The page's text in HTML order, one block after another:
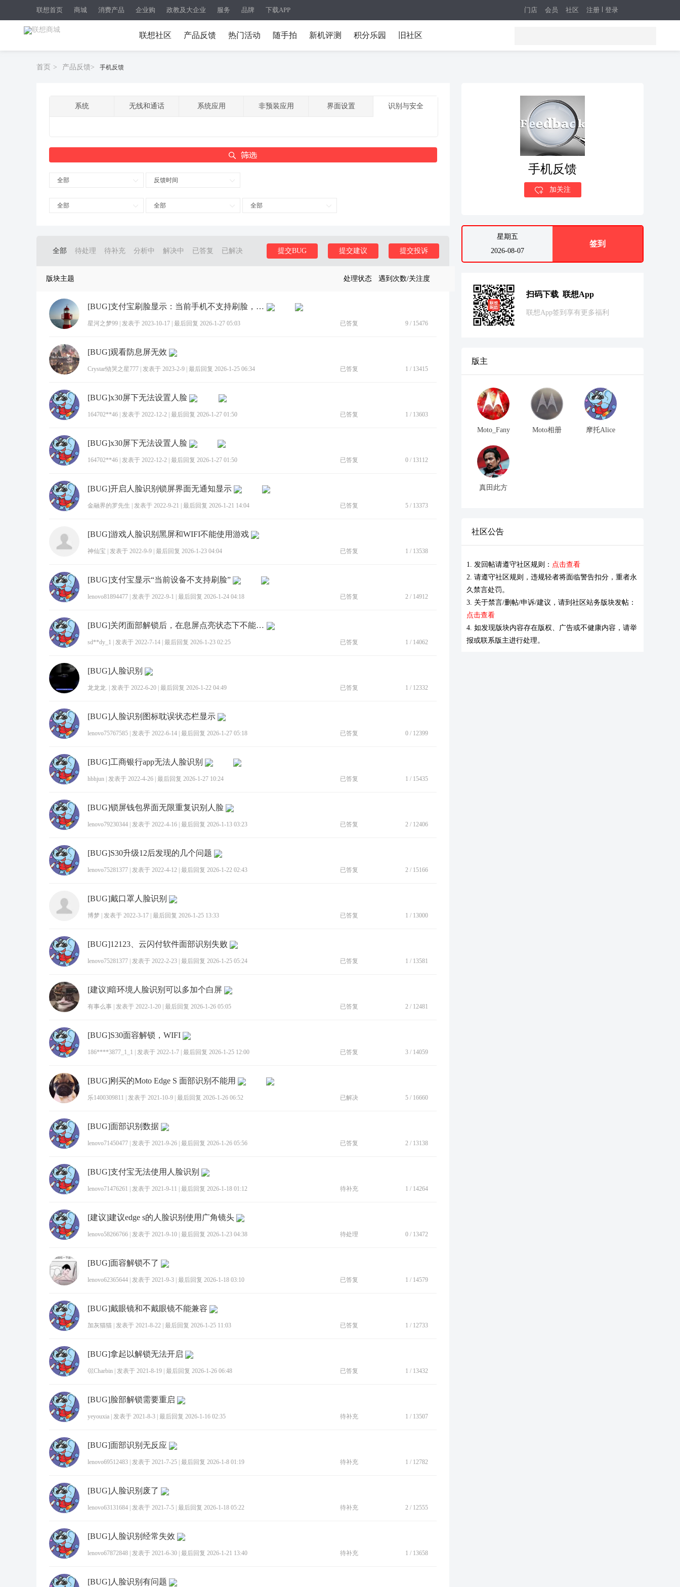
联想首页 商城 消费产品 企业购 政教及大企业 服务 品牌 下载APP 注册 登录
门店 会员 社区
联想社区 产品反馈 热门活动 随手拍 新机评测 积分乐园 旧社区
首页 > 产品反馈> 手机反馈
系统 无线和通话 系统应用 非预装应用 界面设置 识别与安全
全部 反馈时间
全部 全部 全部
全部 待处理 待补充 分析中 解决中 已答复 已解决 提交投诉
提交建议
提交BUG
版块主题 处理状态 遇到次数/关注度
[BUG]支付宝刷脸显示：当前手机不支持刷脸，请更换手机后再...
星河之梦99 发表于 2023-10-17 最后回复 2026-1-27 05:03 已答复 9 / 15476
[BUG]观看防息屏无效
Crystar恸哭之星777 发表于 2023-2-9 最后回复 2026-1-25 06:34 已答复 1 / 13415
[BUG]x30屏下无法设置人脸
164702**46 发表于 2022-12-2 最后回复 2026-1-27 01:50 已答复 1 / 13603
[BUG]x30屏下无法设置人脸
164702**46 发表于 2022-12-2 最后回复 2026-1-27 01:50 已答复 0 / 13112
[BUG]开启人脸识别锁屏界面无通知显示
金融界的罗先生 发表于 2022-9-21 最后回复 2026-1-21 14:04 已答复 5 / 13373
[BUG]游戏人脸识别黑屏和WIFI不能使用游戏
神仙宝 发表于 2022-9-9 最后回复 2026-1-23 04:04 已答复 1 / 13538
[BUG]支付宝显示“当前设备不支持刷脸”
lenovo81894477 发表于 2022-9-1 最后回复 2026-1-24 04:18 已答复 2 / 14912
[BUG]关闭面部解锁后，在息屏点亮状态下不能面部解锁了，但是在锁屏状态下仍然可以面部解锁
sd**dy_1 发表于 2022-7-14 最后回复 2026-1-23 02:25 已答复 1 / 14062
[BUG]人脸识别
龙龙龙. 发表于 2022-6-20 最后回复 2026-1-22 04:49 已答复 1 / 12332
[BUG]人脸识别图标耽误状态栏显示
lenovo75767585 发表于 2022-6-14 最后回复 2026-1-27 05:18 已答复 0 / 12399
[BUG]工商银行app无法人脸识别
hbhjun 发表于 2022-4-26 最后回复 2026-1-27 10:24 已答复 1 / 15435
[BUG]锁屏钱包界面无限重复识别人脸
lenovo79230344 发表于 2022-4-16 最后回复 2026-1-13 03:23 已答复 2 / 12406
[BUG]S30升级12后发现的几个问题
lenovo75281377 发表于 2022-4-12 最后回复 2026-1-22 02:43 已答复 2 / 15166
[BUG]戴口罩人脸识别
博梦 发表于 2022-3-17 最后回复 2026-1-25 13:33 已答复 1 / 13000
[BUG]12123、云闪付软件面部识别失败
lenovo75281377 发表于 2022-2-23 最后回复 2026-1-25 05:24 已答复 1 / 13581
[建议]暗环境人脸识别可以多加个白屏
有事么事 发表于 2022-1-20 最后回复 2026-1-26 05:05 已答复 2 / 12481
[BUG]S30面容解锁，WIFI
186****3877_1_1 发表于 2022-1-7 最后回复 2026-1-25 12:00 已答复 3 / 14059
[BUG]刚买的Moto Edge S 面部识别不能用
乐1400309811 发表于 2021-10-9 最后回复 2026-1-26 06:52 已解决 5 / 16660
[BUG]面部识别数据
lenovo71450477 发表于 2021-9-26 最后回复 2026-1-26 05:56 已答复 2 / 13138
[BUG]支付宝无法使用人脸识别
lenovo71476261 发表于 2021-9-11 最后回复 2026-1-18 01:12 待补充 1 / 14264
[建议]建议edge s的人脸识别使用广角镜头
lenovo58266766 发表于 2021-9-10 最后回复 2026-1-23 04:38 待处理 0 / 13472
[BUG]面容解锁不了
lenovo62365644 发表于 2021-9-3 最后回复 2026-1-18 03:10 已答复 1 / 14579
[BUG]戴眼镜和不戴眼镜不能兼容
加灰猫猫 发表于 2021-8-22 最后回复 2026-1-25 11:03 已答复 1 / 12733
[BUG]拿起以解锁无法开启
巛Charbin 发表于 2021-8-19 最后回复 2026-1-26 06:48 已答复 1 / 13432
[BUG]脸部解锁需要重启
yeyouxia 发表于 2021-8-3 最后回复 2026-1-16 02:35 待补充 1 / 13507
[BUG]面部识别无反应
lenovo69512483 发表于 2021-7-25 最后回复 2026-1-8 01:19 待补充 1 / 12782
[BUG]人脸识别废了
lenovo63131684 发表于 2021-7-5 最后回复 2026-1-18 05:22 待补充 2 / 12555
[BUG]人脸识别经常失效
lenovo67872848 发表于 2021-6-30 最后回复 2026-1-21 13:40 待补充 1 / 13658
[BUG]人脸识别有问题
手机反馈
加关注
星期五
2026-08-07
签到
扫码下载 联想App
联想App签到享有更多福利
版主
Moto_Fany Moto相册 摩托Alice
真田此方
社区公告
1. 发回帖请遵守社区规则： 点击查看
2. 请遵守社区规则，违规轻者将面临警告扣分，重者永
久禁言处罚。
3. 关于禁言/删帖/申诉/建议，请到社区站务版块发帖：
点击查看
4. 如发现版块内容存在版权、广告或不健康内容，请举
报或联系版主进行处理。